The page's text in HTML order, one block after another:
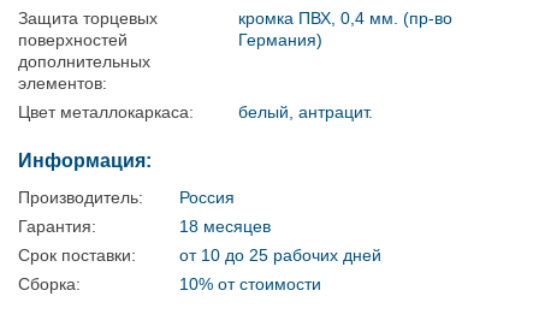
Защита торцевых
поверхностей
дополнительных
элементов:
кромка ПВХ, 0,4 мм. (пр-во
Германия)
Цвет металлокаркаса: белый, антрацит.
Информация:
Производитель:
Россия
Гарантия:
18 месяцев
Срок поставки:
от 10 до 25 рабочих дней
Сборка:
10% от стоимости